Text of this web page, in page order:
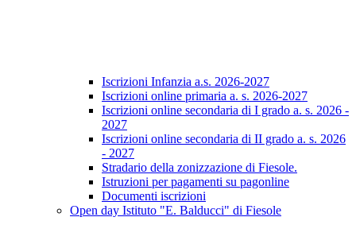
Iscrizioni Infanzia a.s. 2026-2027
Iscrizioni online primaria a. s. 2026-2027
Iscrizioni online secondaria di I grado a. s. 2026 -
2027
Iscrizioni online secondaria di II grado a. s. 2026
- 2027
Stradario della zonizzazione di Fiesole.
Istruzioni per pagamenti su pagonline
Documenti iscrizioni
Open day Istituto "E. Balducci" di Fiesole